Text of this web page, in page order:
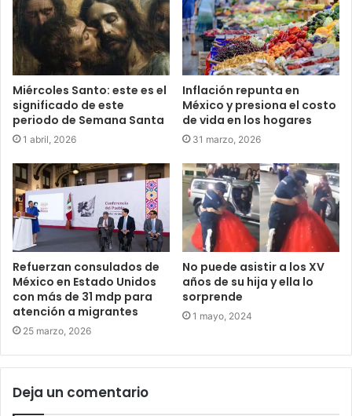
Miércoles Santo: este es el
significado de este
periodo de Semana Santa
1 abril, 2026
Inflación repunta en
México y presiona el costo
de vida en los hogares
31 marzo, 2026
Refuerzan consulados de
México en Estado Unidos
con más de 31 mdp para
atención a migrantes
25 marzo, 2026
No puede asistir a los XV
años de su hija y ella lo
sorprende
1 mayo, 2024
Deja un comentario